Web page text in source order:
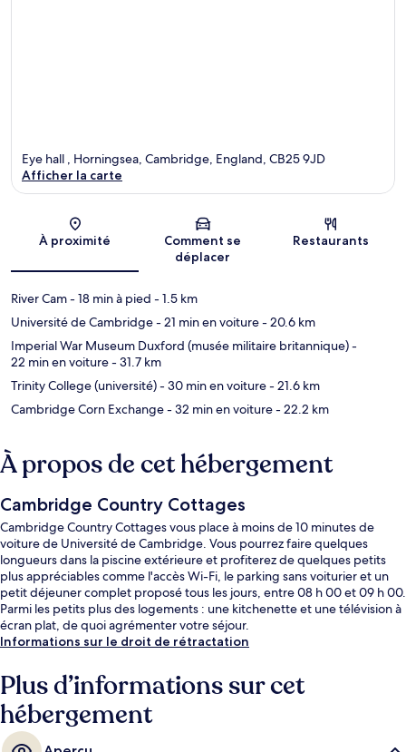
Carte
Eye hall , Horningsea, Cambridge, England, CB25 9JD
Afficher la carte
À proximité
Comment se
déplacer
Restaurants
River Cam- 18 min à pied - 1.5 km
Université de Cambridge- 21 min en voiture- 20.6 km
Imperial War Museum Duxford (musée militaire britannique)-
22 min en voiture- 31.7 km
Trinity College (université)- 30 min en voiture- 21.6 km
Cambridge Corn Exchange- 32 min en voiture- 22.2 km
À propos de cet hébergement
Cambridge Country Cottages
Cambridge Country Cottages vous place à moins de 10 minutes de
voiture de Université de Cambridge. Vous pourrez faire quelques
longueurs dans la piscine extérieure et profiterez de quelques petits
plus appréciables comme l'accès Wi-Fi, le parking sans voiturier et un
petit déjeuner complet proposé tous les jours, entre 08 h 00 et 09 h 00.
Parmi les petits plus des logements : une kitchenette et une télévision à
écran plat, de quoi agrémenter votre séjour.
Informations sur le droit de rétractation
Plus d’informations sur cet
hébergement